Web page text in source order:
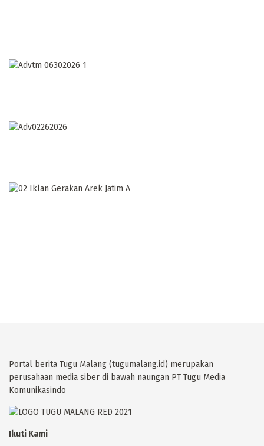
Portal berita Tugu Malang (tugumalang.id) merupakan
perusahaan media siber di bawah naungan PT Tugu Media
Komunikasindo
Ikuti Kami